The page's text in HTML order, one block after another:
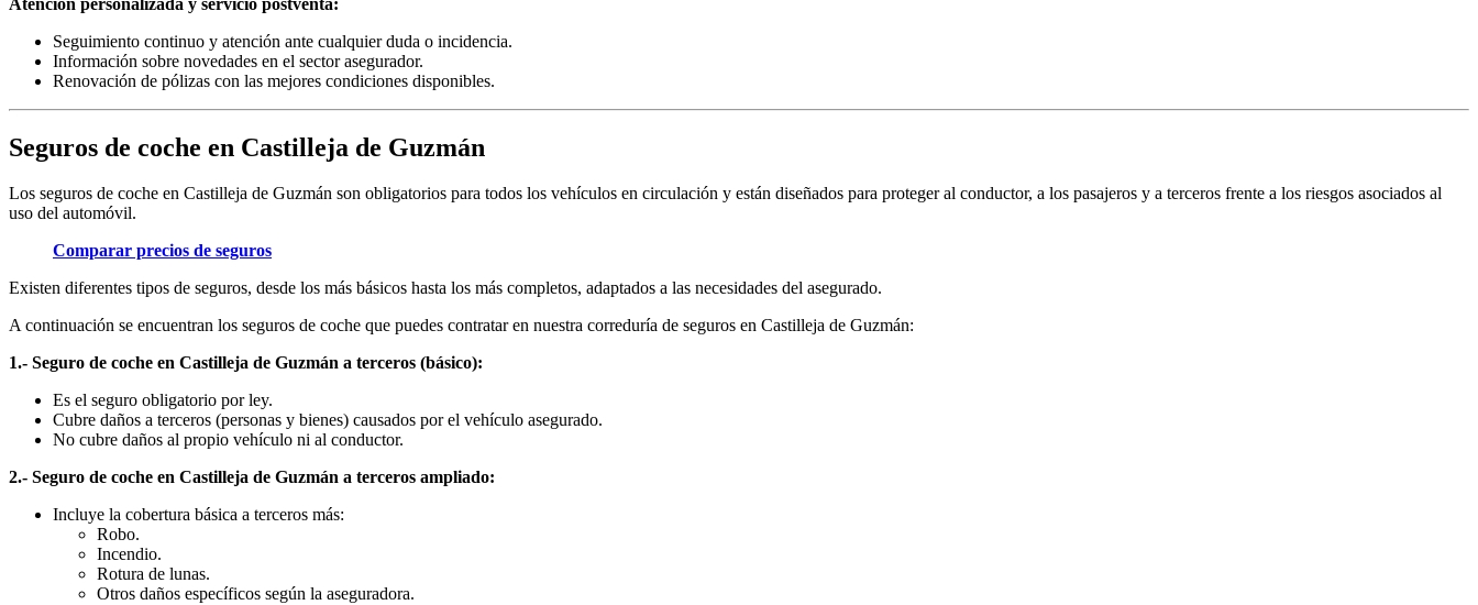
Seguimiento continuo y atención ante cualquier duda o incidencia.
Información sobre novedades en el sector asegurador.
Renovación de pólizas con las mejores condiciones disponibles.
Seguros de coche en Castilleja de Guzmán
Los seguros de coche en Castilleja de Guzmán son obligatorios para todos los vehículos en circulación y están diseñados para proteger al conductor, a los pasajeros y a terceros frente a los riesgos asociados al
uso del automóvil.
Comparar precios de seguros
Existen diferentes tipos de seguros, desde los más básicos hasta los más completos, adaptados a las necesidades del asegurado.
A continuación se encuentran los seguros de coche que puedes contratar en nuestra correduría de seguros en Castilleja de Guzmán:
1.- Seguro de coche en Castilleja de Guzmán a terceros (básico):
Es el seguro obligatorio por ley.
Cubre daños a terceros (personas y bienes) causados por el vehículo asegurado.
No cubre daños al propio vehículo ni al conductor.
2.- Seguro de coche en Castilleja de Guzmán a terceros ampliado:
Incluye la cobertura básica a terceros más:
Robo.
Incendio.
Rotura de lunas.
Otros daños específicos según la aseguradora.